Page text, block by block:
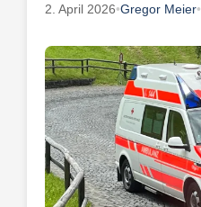
2. April 2026•Gregor Meier•